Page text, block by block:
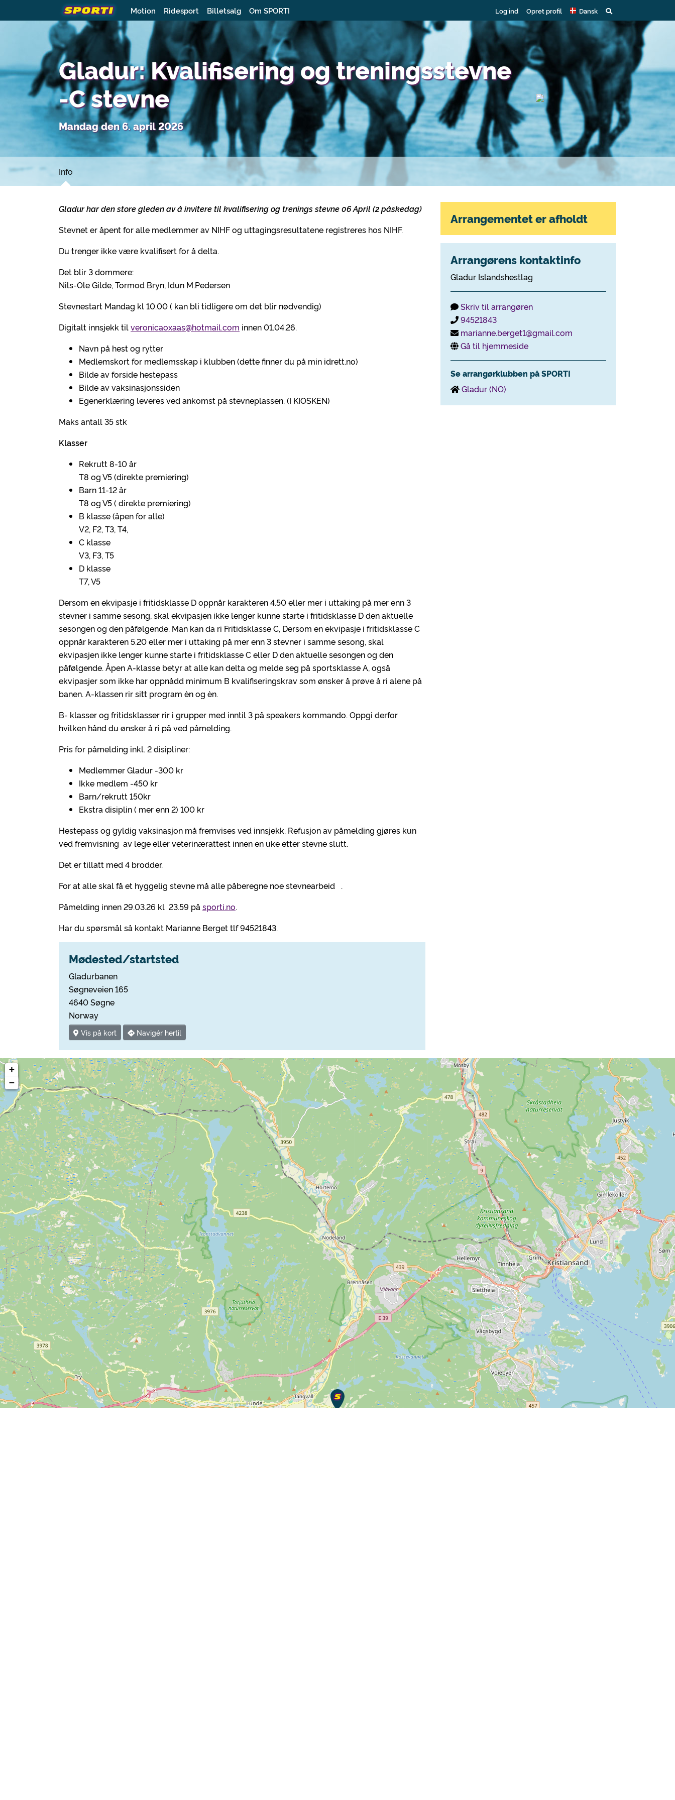
Motion Ridesport Billetsalg Om SPORTI Log ind Opret profil Dansk
Gladur: Kvalifisering og treningsstevne
-C stevne
Mandag den 6. april 2026
Info
Gladur har den store gleden av å invitere til kvalifisering og trenings stevne06 April (2 påskedag)
Stevnet er åpent for alle medlemmer av NIHF og uttagingsresultatene registreres hos NIHF.
Du trenger ikke være kvalifisert for å delta.
Det blir 3 dommere:
Nils-Ole Gilde, Tormod Bryn, Idun M.Pedersen
Stevnestart Mandag kl 10.00 ( kan bli tidligere om det blir nødvendig)
Digitalt innsjekk tilveronicaoxaas@hotmail.com innen 01.04.26.
Navn på hest og rytter
Medlemskort for medlemsskap i klubben (dette finner du på min idrett.no)
Bilde av forside hestepass
Bilde av vaksinasjonssiden
Egenerklæring leveres ved ankomst på stevneplassen. (I KIOSKEN)
Maks antall 35 stk
Klasser
Rekrutt 8-10 år
T8 og V5 (direkte premiering)
Barn 11-12 år
T8 og V5 ( direkte premiering)
B klasse (åpen for alle)
V2, F2, T3, T4,
C klasse
V3, F3, T5
D klasse
T7, V5
Dersom en ekvipasje i fritidsklasse D oppnår karakteren 4.50 eller mer i uttaking på mer enn 3
stevner i samme sesong, skal ekvipasjen ikke lenger kunne starte i fritidsklasse D den aktuelle
sesongen og den påfølgende. Man kan da ri Fritidsklasse C, Dersom en ekvipasje i fritidsklasse C
oppnår karakteren 5.20 eller mer i uttaking på mer enn 3 stevner i samme sesong, skal
ekvipasjen ikke lenger kunne starte i fritidsklasse C eller D den aktuelle sesongen og den
påfølgende. Åpen A-klasse betyr at alle kan delta og melde seg på sportsklasse A, også
ekvipasjer som ikke har oppnådd minimum B kvalifiseringskrav som ønsker å prøve å ri alene på
banen. A-klassen rir sitt program èn og èn.
B- klasser og fritidsklasser rir i grupper med inntil 3 på speakers kommando. Oppgi derfor
hvilken hånd du ønsker å ri på ved påmelding.
Pris for påmelding inkl. 2 disipliner:
Medlemmer Gladur -300 kr
Ikke medlem -450 kr
Barn/rekrutt 150kr
Ekstra disiplin ( mer enn 2) 100 kr
Hestepass og gyldig vaksinasjon må fremvises ved innsjekk. Refusjon av påmelding gjøres kun
ved fremvisning av lege eller veterinærattest innen en uke etter stevne slutt.
Det er tillatt med 4 brodder.
For at alle skal få et hyggelig stevne må alle påberegne noe stevnearbeid .
Påmelding innen 29.03.26 kl 23.59 på sporti.no.
Har du spørsmål så kontakt Marianne Berget tlf 94521843.
Mødested/startsted
Gladurbanen
Søgneveien 165
4640 Søgne
Norway
Vis på kort Navigér hertil
Arrangementet er afholdt
Arrangørens kontaktinfo
Gladur Islandshestlag
Skriv til arrangøren
94521843
marianne.berget1@gmail.com
Gå til hjemmeside
Se arrangørklubben på SPORTI
Gladur (NO)
+
−